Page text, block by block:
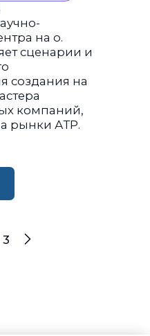
на о.
сценарии и
создания на
компаний,
рынки АТР.
по
3 Далее